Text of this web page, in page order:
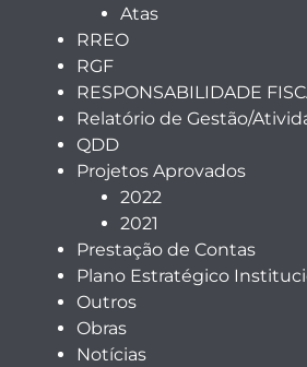
Atas
RREO
RGF
RESPONSABILIDADE
Relatório de Gestão/
QDD
Projetos Aprovados
2022
2021
Prestação de Contas
Plano Estratégico
Outros
Obras
Notícias